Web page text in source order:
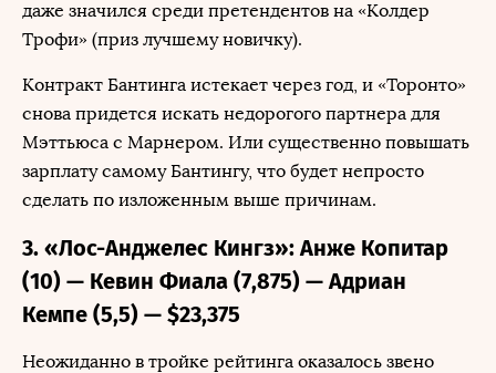
даже значился среди претендентов на «Колдер
Трофи» (приз лучшему новичку).
Контракт Бантинга истекает через год, и «Торонто»
снова придется искать недорогого партнера для
Мэттьюса с Марнером. Или существенно повышать
зарплату самому Бантингу, что будет непросто
сделать по изложенным выше причинам.
3. «Лос-Анджелес Кингз»: Анже Копитар
(10) — Кевин Фиала (7,875) — Адриан
Кемпе (5,5) — $23,375
Неожиданно в тройке рейтинга оказалось звено